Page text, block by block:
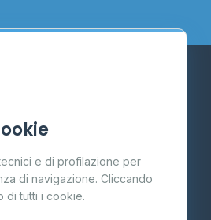
e di profilazione per
di navigazione. Cliccando
di tutti i cookie.